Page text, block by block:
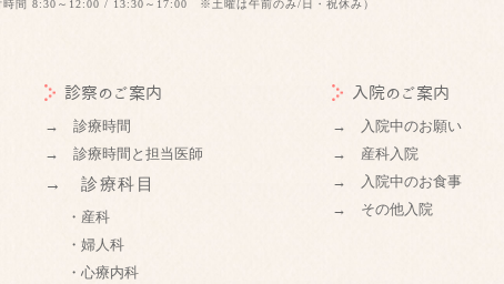
時間 8:30～12:00 / 13:30～17:00 ※土曜は午前のみ/日・祝休み）
診察のご案内
→ 診療時間
→ 診療時間と担当医師
→ 診療科目
・産科
・婦人科
・心療内科
入院のご案内
→ 入院中のお願い
→ 産科入院
→ 入院中のお食事
→ その他入院